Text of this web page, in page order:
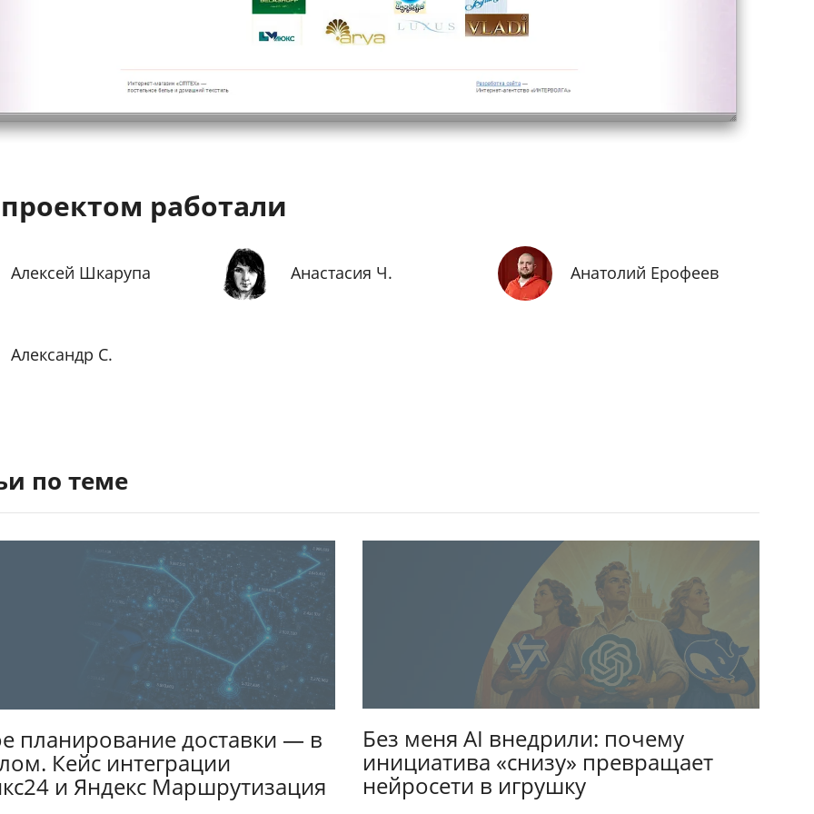
работали
Алексей Шкарупа Анастасия Ч. Анатолий Ерофеев
Александр С.
по теме
планирование доставки — в
Кейс интеграции
и Яндекс Маршрутизация
Без меня AI внедрили: почему
инициатива «снизу» превращает
нейросети в игрушку